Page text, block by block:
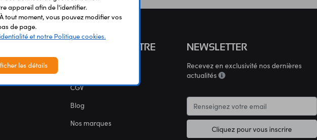
NOUS CONNAÎTRE
CGV
Blog
Nos marques
NEWSLETTER
Recevez en exclusivité nos dernières
actualités
Cliquez pour vous inscrire
appareil afin de l'identifier.
tout moment, vous pouvez modifier vos
de page.
et notre Politique cookies.
les détails